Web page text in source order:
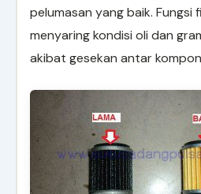
pelumasan yang baik. Fungsi
menyaring kondisi oli dan
akibat gesekan antar